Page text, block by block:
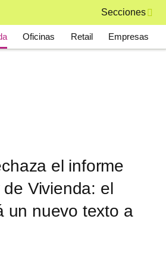
Secciones
Oficinas Retail Empresas
el informe
Vivienda: el
un nuevo texto a